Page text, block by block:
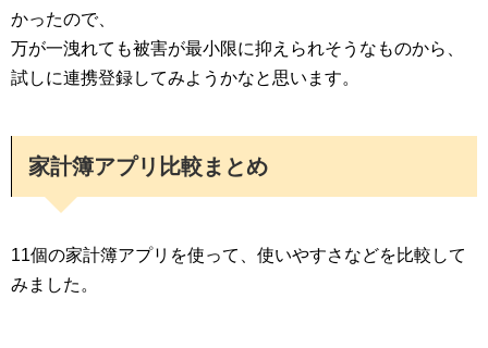
かったので、
万が一洩れても被害が最小限に抑えられそうなものから、
試しに連携登録してみようかなと思います。
家計簿アプリ比較まとめ
11個の家計簿アプリを使って、使いやすさなどを比較して
みました。